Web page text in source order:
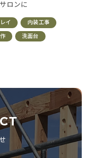
ロンに
レイ 内装工事
洗面台